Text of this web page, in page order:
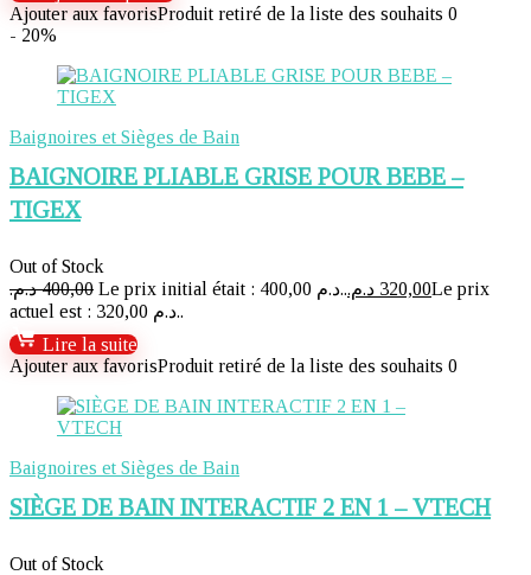
Ajouter aux favorisProduit retiré de la liste des souhaits 0
- 20%
Baignoires et Sièges de Bain
BAIGNOIRE PLIABLE GRISE POUR BEBE –
TIGEX
Out of Stock
400,00 د.م. Le prix initial était : 400,00 د.م.. 320,00 د.م.
Le prix
actuel est : 320,00 د.م..
Lire la suite
Ajouter aux favorisProduit retiré de la liste des souhaits 0
Baignoires et Sièges de Bain
SIÈGE DE BAIN INTERACTIF 2 EN 1 – VTECH
Out of Stock